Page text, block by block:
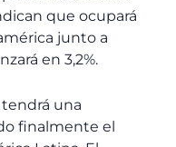
que ocupará
junto a
en 3,2%.
una
finalmente el